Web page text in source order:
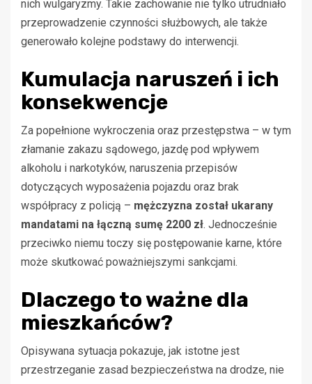
nich wulgaryzmy. Takie zachowanie nie tylko utrudniało
przeprowadzenie czynności służbowych, ale także
generowało kolejne podstawy do interwencji.
Kumulacja naruszeń i ich
konsekwencje
Za popełnione wykroczenia oraz przestępstwa – w tym
złamanie zakazu sądowego, jazdę pod wpływem
alkoholu i narkotyków, naruszenia przepisów
dotyczących wyposażenia pojazdu oraz brak
współpracy z policją – mężczyzna został ukarany
mandatami na łączną sumę 2200 zł. Jednocześnie
przeciwko niemu toczy się postępowanie karne, które
może skutkować poważniejszymi sankcjami.
Dlaczego to ważne dla
mieszkańców?
Opisywana sytuacja pokazuje, jak istotne jest
przestrzeganie zasad bezpieczeństwa na drodze, nie